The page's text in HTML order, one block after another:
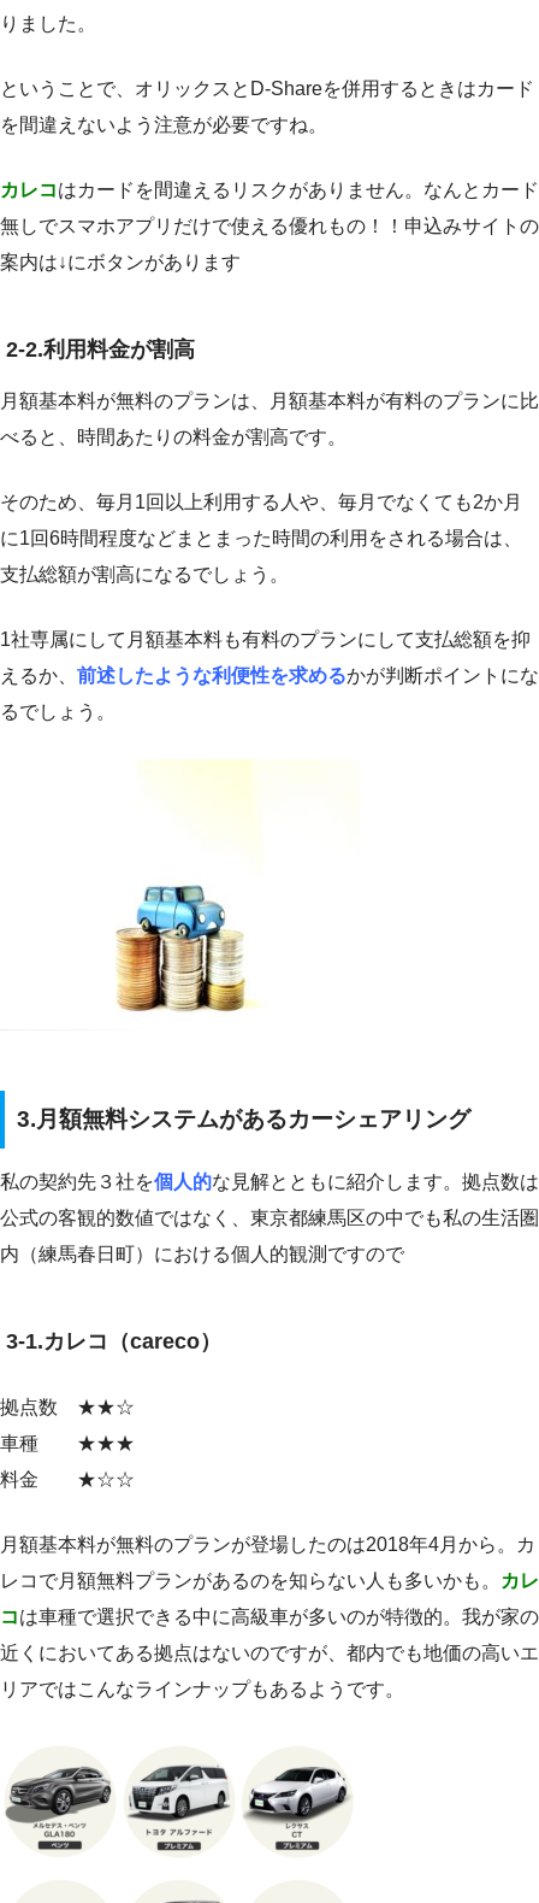
りました。
ということで、オリックスとD-Shareを併用するときはカード
を間違えないよう注意が必要ですね。
カレコはカードを間違えるリスクがありません。なんとカード
無しでスマホアプリだけで使える優れもの！！申込みサイトの
案内は↓にボタンがあります
2-2.利用料金が割高
月額基本料が無料のプランは、月額基本料が有料のプランに比
べると、時間あたりの料金が割高です。
そのため、毎月1回以上利用する人や、毎月でなくても2か月
に1回6時間程度などまとまった時間の利用をされる場合は、
支払総額が割高になるでしょう。
1社専属にして月額基本料も有料のプランにして支払総額を抑
えるか、 前述したような利便性を求めるかが判断ポイントにな
るでしょう。
3.月額無料システムがあるカーシェアリング
私の契約先３社を個人的な見解とともに紹介します。拠点数は
公式の客観的数値ではなく、東京都練馬区の中でも私の生活圏
内（練馬春日町）における個人的観測ですので
3-1.カレコ（careco）
拠点数 ★★☆
車種 ★★★
料金 ★☆☆
月額基本料が無料のプランが登場したのは2018年4月から。カ
レコで月額無料プランがあるのを知らない人も多いかも。
カレ
コは車種で選択できる中に高級車が多いのが特徴的。我が家の
近くにおいてある拠点はないのですが、都内でも地価の高いエ
リアではこんなラインナップもあるようです。